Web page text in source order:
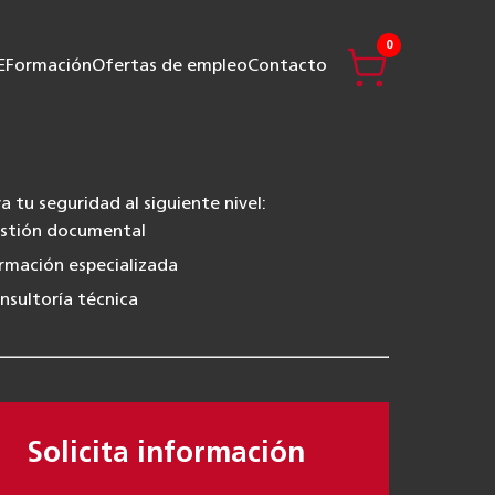
FormaciónOfertas de empleoContacto
0
tu seguridad al siguiente nivel:
documental
especializada
técnica
Solicita información